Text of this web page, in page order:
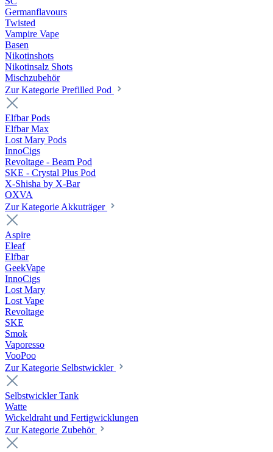
Germanflavours
Twisted
Vampire Vape
Basen
Nikotinshots
Nikotinsalz Shots
Mischzubehör
Zur Kategorie Prefilled Pod
Elfbar Pods
Elfbar Max
Lost Mary Pods
InnoCigs
Revoltage - Beam Pod
SKE - Crystal Plus Pod
X-Shisha by X-Bar
OXVA
Zur Kategorie Akkuträger
Aspire
Eleaf
Elfbar
GeekVape
InnoCigs
Lost Mary
Lost Vape
Revoltage
SKE
Smok
Vaporesso
VooPoo
Zur Kategorie Selbstwickler
Selbstwickler Tank
Watte
Wickeldraht und Fertigwicklungen
Zur Kategorie Zubehör